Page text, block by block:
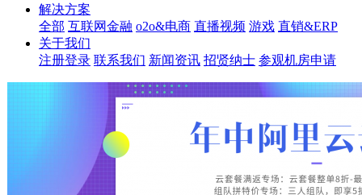
解决方案
全部 互联网金融 o2o&电商 直播视频 游戏 直销&ERP
关于我们
注册登录 联系我们 新闻资讯 招贤纳士 参观机房申请